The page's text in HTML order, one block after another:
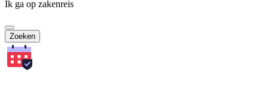
Ik ga op zakenreis
Zoeken